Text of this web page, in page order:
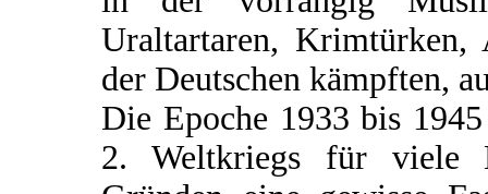
Uraltartaren, Krimtürken,
der Deutschen kämpften,
Die Epoche 1933 bis
2. Weltkriegs für viele